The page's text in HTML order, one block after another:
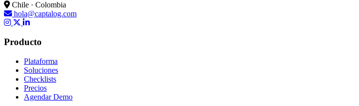
Chile · Colombia
hola@captalog.com
Producto
Plataforma
Soluciones
Checklists
Precios
Agendar Demo